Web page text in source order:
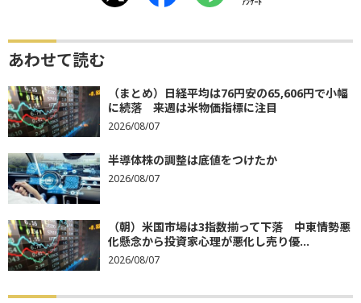
あわせて読む
（まとめ）日経平均は76円安の65,606円で小幅
に続落 来週は米物価指標に注目
2026/08/07
半導体株の調整は底値をつけたか
2026/08/07
（朝）米国市場は3指数揃って下落 中東情勢悪
化懸念から投資家心理が悪化し売り優...
2026/08/07